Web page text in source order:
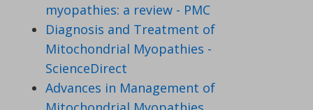
myopathies: a review - PMC
Diagnosis and Treatment of
Mitochondrial Myopathies -
ScienceDirect
Advances in Management of